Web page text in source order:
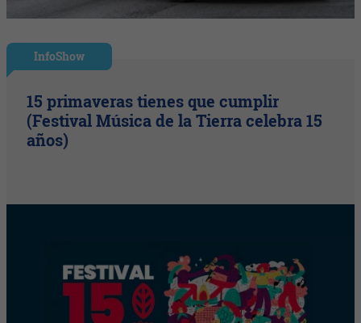
InfoShow
15 primaveras tienes que cumplir
(Festival Música de la Tierra celebra 15
años)